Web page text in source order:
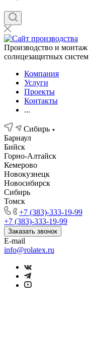
Производство и монтаж
солнцезащитных систем
Компания
Услуги
Проекты
Контакты
...
Сибирь
Барнаул
Бийск
Горно-Алтайск
Кемерово
Новокузнецк
Новосибирск
Сибирь
Томск
+7 (383)-333-19-99
+7 (383)-333-19-99
Заказать звонок
E-mail
info@rolatex.ru